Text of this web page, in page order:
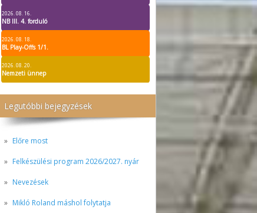
2026. 08. 16.
NB III. 4. forduló
2026. 08. 18.
BL Play-Offs 1/1.
2026. 08. 20.
Nemzeti ünnep
Legutóbbi bejegyzések
Előre most
Felkészülési program 2026/2027. nyár
Nevezések
Mikló Roland máshol folytatja